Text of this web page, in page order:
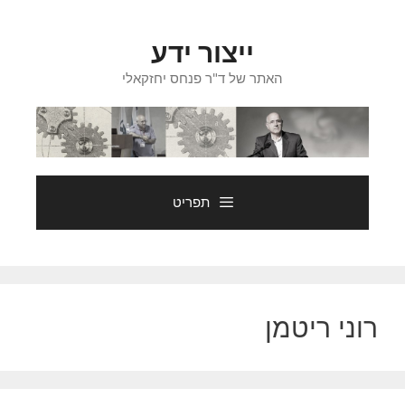
ייצור ידע
האתר של ד"ר פנחס יחזקאלי
תפריט
רוני ריטמן